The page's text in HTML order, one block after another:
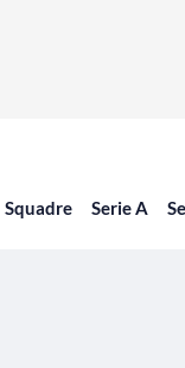
Squadre Serie A